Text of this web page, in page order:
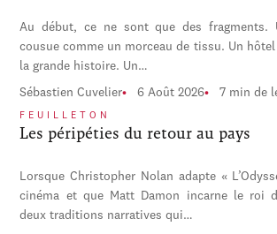
Au début, ce ne sont que des fragments.
cousue comme un morceau de tissu. Un
la grande histoire. Un…
Sébastien Cuvelier 6 Août 2026 7 min de
FEUILLETON
Les péripéties du retour au pays
Lorsque Christopher Nolan adapte «
cinéma et que Matt Damon incarne le roi
deux traditions narratives qui…